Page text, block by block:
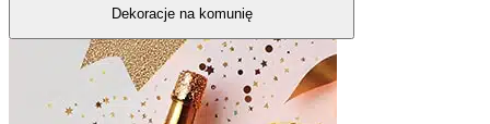
Dekoracje na komunię